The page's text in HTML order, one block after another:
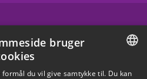
DANISH
bruger
du vil give samtykke til. Du kan